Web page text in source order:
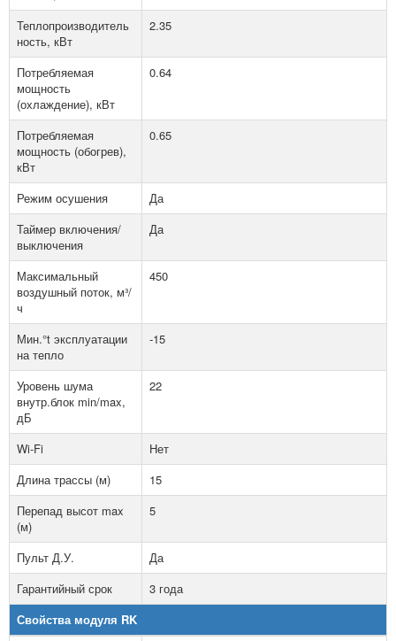
Теплопроизводитель
ность, кВт
2.35
Потребляемая
мощность
(охлаждение), кВт
0.64
Потребляемая
мощность (обогрев),
кВт
0.65
Режим осушения
Да
Таймер включения/
выключения
Да
Максимальный
воздушный поток, м³/
ч
450
Мин.°t эксплуатации
на тепло
-15
Уровень шума
внутр.блок min/max,
дБ
22
Wi-Fi
Нет
Длина трассы (м)
15
Перепад высот max
(м)
5
Пульт Д.У.
Да
Гарантийный срок
3 года
Свойства модуля RK